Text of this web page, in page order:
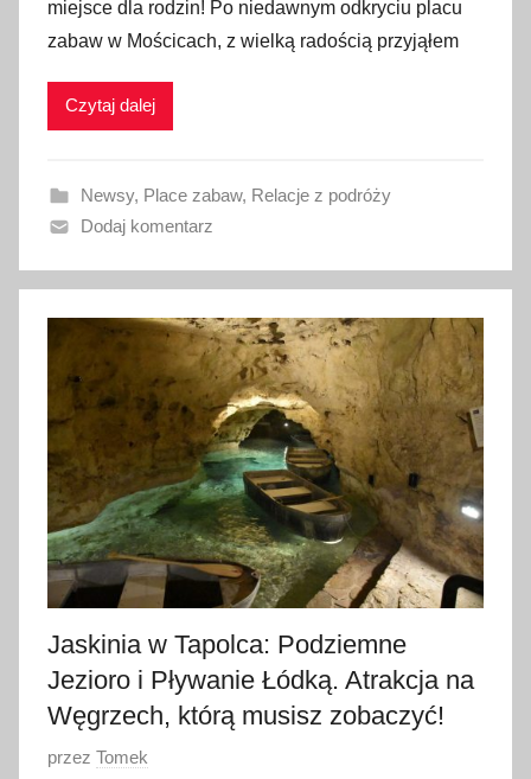
b
l
i
a
n
1
5
e
r
p
n
i
a
2
0
5
miejsce dla rodzin! Po niedawnym odkryciu placu
zabaw w Mościcach, z wielką radością przyjąłem
Czytaj dalej
Newsy, Place zabaw, Relacje z podróży
Dodaj komentarz
Jaskinia w Tapolca: Podziemne
Jezioro i Pływanie Łódką. Atrakcja na
Węgrzech, którą musisz zobaczyć!
O
przez Tomek